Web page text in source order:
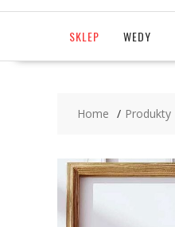
SKLEP WEDY
Home Produkty